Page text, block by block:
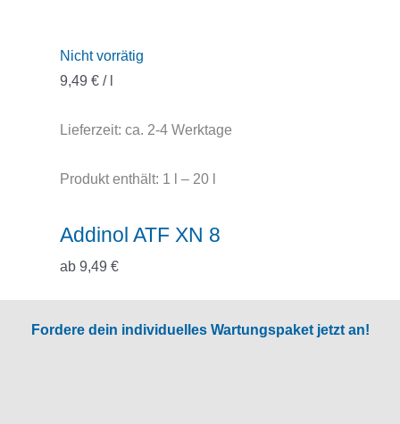
Nicht vorrätig
9,49 €/
Lieferzeit: ca. 2-4 Werktage
Produkt enthält: 1 – 20
Addinol ATF XN 8
ab 9,49 €
Fordere dein individuelles Wartungspaket jetzt an!